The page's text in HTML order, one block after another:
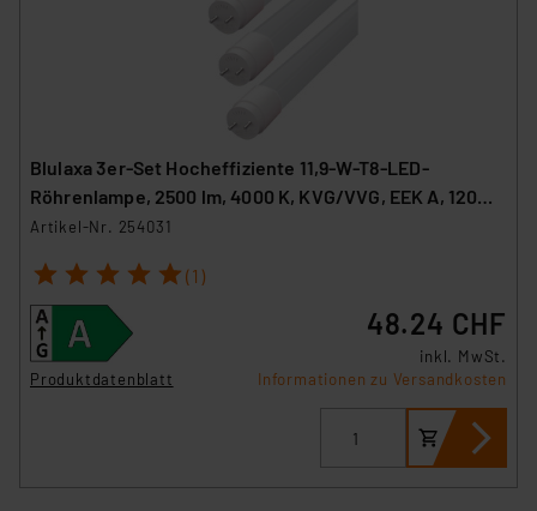
Blulaxa 3er-Set Hocheffiziente 11,9-W-T8-LED-
Röhrenlampe, 2500 lm, 4000 K, KVG/VVG, EEK A, 120
cm
Artikel-Nr. 254031
1 2 3 4 5 (1)
Produktdatenblatt
48.24 CHF
inkl. MwSt.
Informationen zu Versandkosten